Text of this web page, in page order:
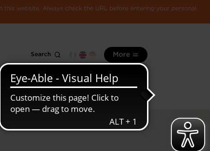
website. Always check the URL before entering your personal
Search More
information
Luxembourg
economy